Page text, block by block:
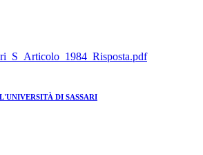
DI SASSARI